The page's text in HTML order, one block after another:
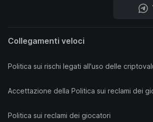
Collegamenti veloci
Politica sui rischi legati all'uso delle
Accettazione della Politica sui reclami dei
Politica sui reclami dei giocatori